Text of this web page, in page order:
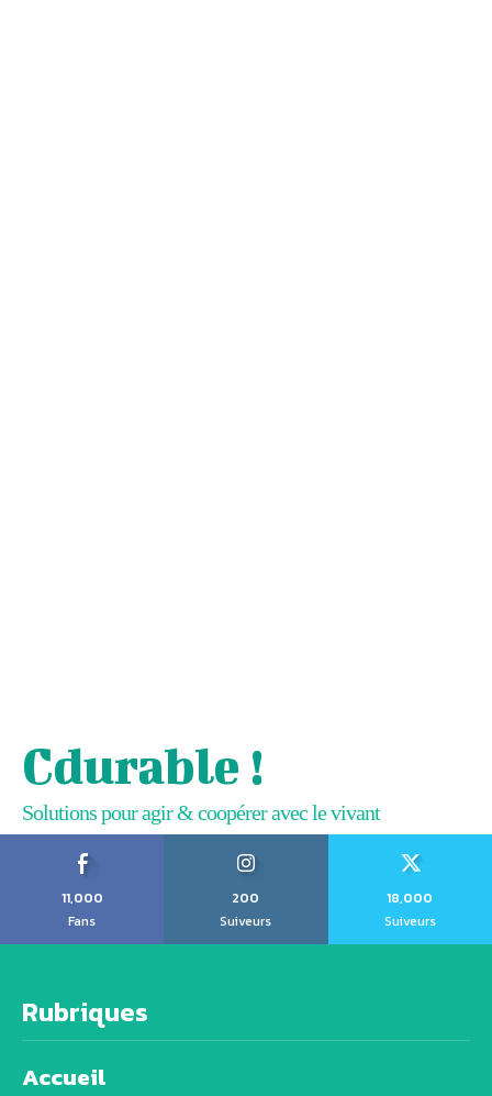
Cdurable !
Solutions pour agir & coopérer avec le vivant
11,000
Fans
200
Suiveurs
18,000
Suiveurs
Rubriques
Accueil